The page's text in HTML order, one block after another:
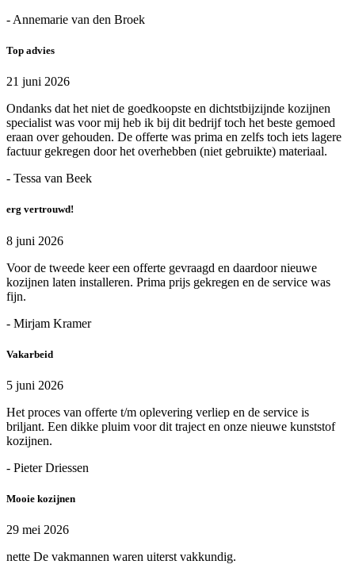
- Annemarie van den Broek
Top advies
21 juni 2026
Ondanks dat het niet de goedkoopste en dichtstbijzijnde kozijnen
specialist was voor mij heb ik bij dit bedrijf toch het beste gemoed
eraan over gehouden. De offerte was prima en zelfs toch iets lagere
factuur gekregen door het overhebben (niet gebruikte) materiaal.
- Tessa van Beek
erg vertrouwd!
8 juni 2026
Voor de tweede keer een offerte gevraagd en daardoor nieuwe
kozijnen laten installeren. Prima prijs gekregen en de service was
fijn.
- Mirjam Kramer
Vakarbeid
5 juni 2026
Het proces van offerte t/m oplevering verliep en de service is
briljant. Een dikke pluim voor dit traject en onze nieuwe kunststof
kozijnen.
- Pieter Driessen
Mooie kozijnen
29 mei 2026
nette De vakmannen waren uiterst vakkundig.